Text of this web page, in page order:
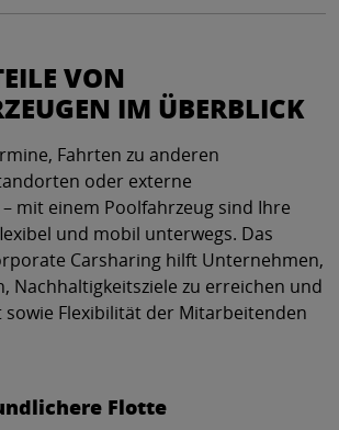
VON
IM ÜBERBLICK
Fahrten zu anderen
oder externe
mit einem Poolfahrzeug sind Ihre
und mobil unterwegs. Das
Carsharing hilft Unternehmen,
Nachhaltigkeitsziele zu erreichen und
Flexibilität der Mitarbeitenden
Flotte